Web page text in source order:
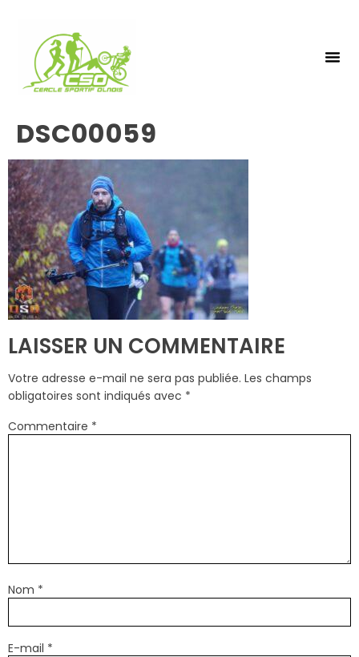
DSC00059
LAISSER UN COMMENTAIRE
Votre adresse e-mail ne sera pas publiée. Les champs
obligatoires sont indiqués avec *
Commentaire *
Nom *
E-mail *